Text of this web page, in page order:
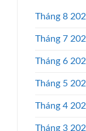
Tháng 8
Tháng 7
Tháng 6
Tháng 5
Tháng 4
Tháng 3